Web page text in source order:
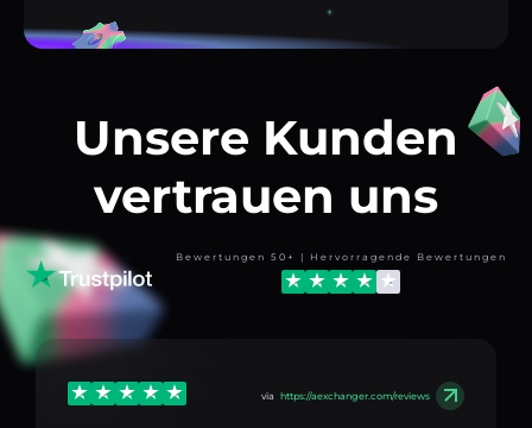
Unsere Kunden
vertrauen uns
Bewertungen 50+ | Hervorragende Bewertungen
via https://aexchanger.com/reviews